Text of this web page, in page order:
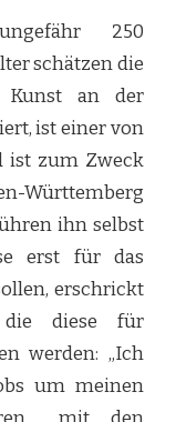
250
schätzen die
Kunst an der
ist einer von
ist zum Zweck
ihn selbst
erst für das
erschrickt
die diese für
werden: „Ich
um meinen